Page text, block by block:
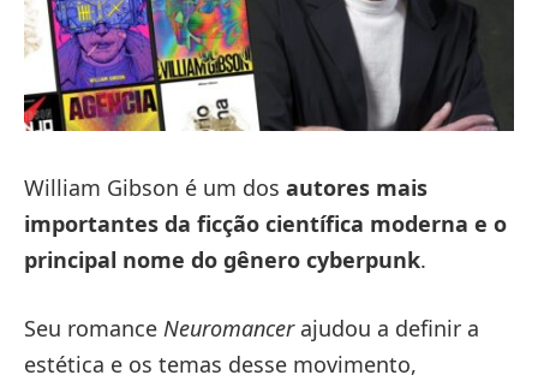
William Gibson é um dos autores mais
importantes da ficção científica moderna e o
principal nome do gênero cyberpunk.
Seu romance Neuromancerajudou a definir a
estética e os temas desse movimento,